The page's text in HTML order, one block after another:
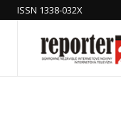
ISSN 1338-032X